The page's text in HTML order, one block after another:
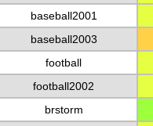
baseball2001
baseball2003
football
football2002
brstorm